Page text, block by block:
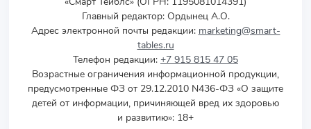
Главный редактор: Ордынец А.О.
Адрес электронной почты редакции: marketing@smart-
tables.ru
Телефон редакции: +7 915 815 47 05
Возрастные ограничения информационной продукции,
предусмотренные ФЗ от 29.12.2010 N436-ФЗ «О защите
детей от информации, причиняющей вред их здоровью
и развитию»: 18+